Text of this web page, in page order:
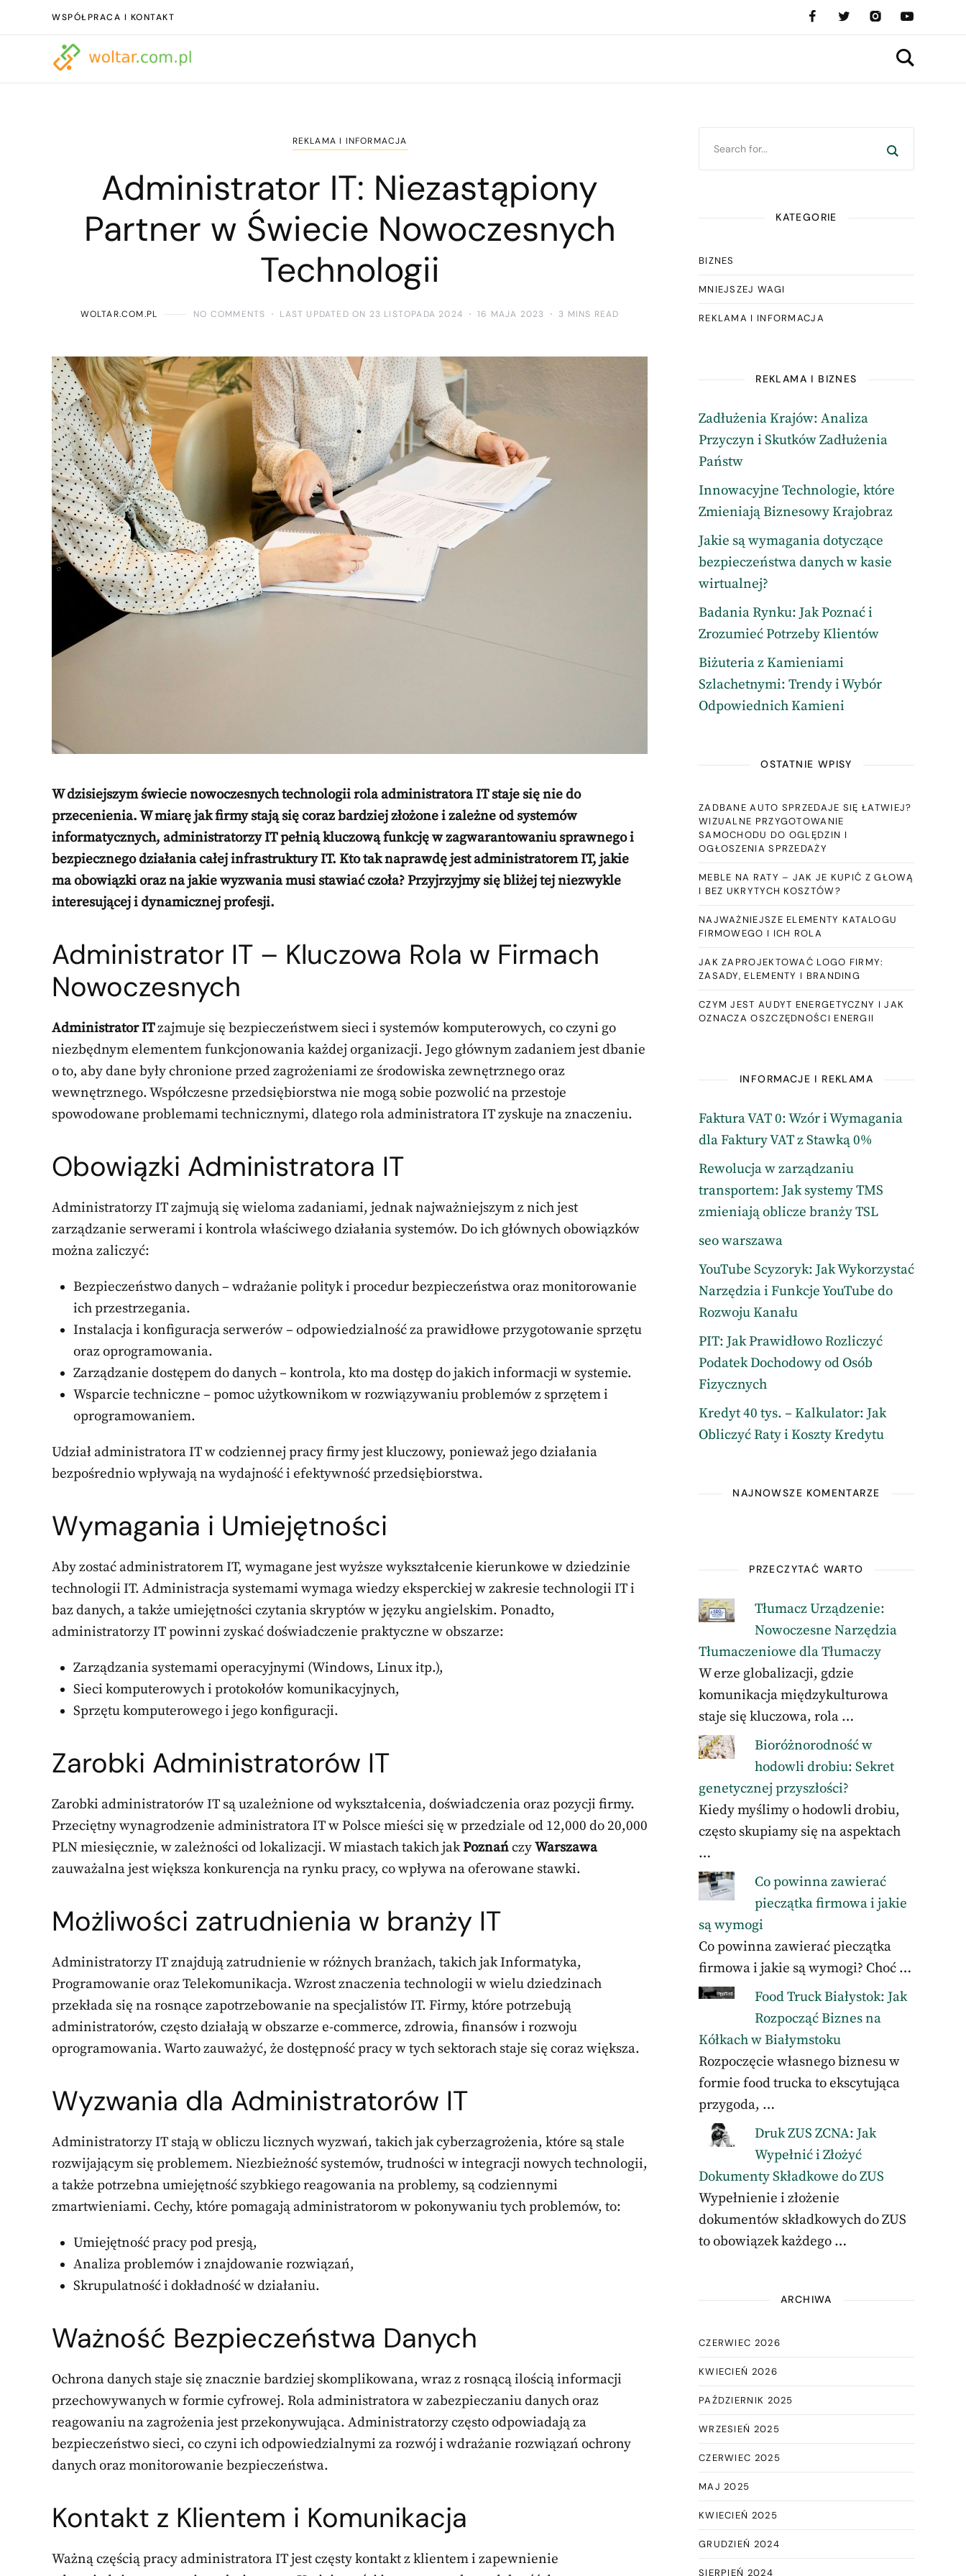
WSPÓŁPRACA I KONTAKT
REKLAMA I INFORMACJA
Administrator IT: Niezastąpiony
Partner w Świecie Nowoczesnych
Technologii
WOLTAR.COM.PL NO COMMENTS LAST UPDATED ON 23 LISTOPADA 2024 16 MAJA 2023 3 MINS READ
W dzisiejszym świecie nowoczesnych technologii rola administratora IT staje się nie do
przecenienia. W miarę jak firmy stają się coraz bardziej złożone i zależne od systemów
informatycznych, administratorzy IT pełnią kluczową funkcję w zagwarantowaniu sprawnego i
bezpiecznego działania całej infrastruktury IT. Kto tak naprawdę jest administratorem IT, jakie
ma obowiązki oraz na jakie wyzwania musi stawiać czoła? Przyjrzyjmy się bliżej tej niezwykle
interesującej i dynamicznej profesji.
Administrator IT – Kluczowa Rola w Firmach
Nowoczesnych
Administrator ITzajmuje się bezpieczeństwem sieci i systemów komputerowych, co czyni go
niezbędnym elementem funkcjonowania każdej organizacji. Jego głównym zadaniem jest dbanie
o to, aby dane były chronione przed zagrożeniami ze środowiska zewnętrznego oraz
wewnętrznego. Współczesne przedsiębiorstwa nie mogą sobie pozwolić na przestoje
spowodowane problemami technicznymi, dlatego rola administratora IT zyskuje na znaczeniu.
Obowiązki Administratora IT
Administratorzy IT zajmują się wieloma zadaniami, jednak najważniejszym z nich jest
zarządzanie serwerami i kontrola właściwego działania systemów. Do ich głównych obowiązków
można zaliczyć:
Bezpieczeństwo danych – wdrażanie polityk i procedur bezpieczeństwa oraz monitorowanie
ich przestrzegania.
Instalacja i konfiguracja serwerów – odpowiedzialność za prawidłowe przygotowanie sprzętu
oraz oprogramowania.
Zarządzanie dostępem do danych – kontrola, kto ma dostęp do jakich informacji w systemie.
Wsparcie techniczne – pomoc użytkownikom w rozwiązywaniu problemów z sprzętem i
oprogramowaniem.
Udział administratora IT w codziennej pracy firmy jest kluczowy, ponieważ jego działania
bezpośrednio wpływają na wydajność i efektywność przedsiębiorstwa.
Wymagania i Umiejętności
Aby zostać administratorem IT, wymagane jest wyższe wykształcenie kierunkowe w dziedzinie
technologii IT. Administracja systemami wymaga wiedzy eksperckiej w zakresie technologii IT i
baz danych, a także umiejętności czytania skryptów w języku angielskim. Ponadto,
administratorzy IT powinni zyskać doświadczenie praktyczne w obszarze:
Zarządzania systemami operacyjnymi (Windows, Linux itp.),
Sieci komputerowych i protokołów komunikacyjnych,
Sprzętu komputerowego i jego konfiguracji.
Zarobki Administratorów IT
Zarobki administratorów IT są uzależnione od wykształcenia, doświadczenia oraz pozycji firmy.
Przeciętny wynagrodzenie administratora IT w Polsce mieści się w przedziale od 12,000 do 20,000
PLN miesięcznie, w zależności od lokalizacji. W miastach takich jakPoznańczyWarszawa
zauważalna jest większa konkurencja na rynku pracy, co wpływa na oferowane stawki.
Możliwości zatrudnienia w branży IT
Administratorzy IT znajdują zatrudnienie w różnych branżach, takich jak Informatyka,
Programowanie oraz Telekomunikacja. Wzrost znaczenia technologii w wielu dziedzinach
przekłada się na rosnące zapotrzebowanie na specjalistów IT. Firmy, które potrzebują
administratorów, często działają w obszarze e-commerce, zdrowia, finansów i rozwoju
oprogramowania. Warto zauważyć, że dostępność pracy w tych sektorach staje się coraz większa.
Wyzwania dla Administratorów IT
Administratorzy IT stają w obliczu licznych wyzwań, takich jak cyberzagrożenia, które są stale
rozwijającym się problemem. Niezbieżność systemów, trudności w integracji nowych technologii,
a także potrzebna umiejętność szybkiego reagowania na problemy, są codziennymi
zmartwieniami. Cechy, które pomagają administratorom w pokonywaniu tych problemów, to:
Umiejętność pracy pod presją,
Analiza problemów i znajdowanie rozwiązań,
Skrupulatność i dokładność w działaniu.
Ważność Bezpieczeństwa Danych
Ochrona danych staje się znacznie bardziej skomplikowana, wraz z rosnącą ilością informacji
przechowywanych w formie cyfrowej. Rola administratora w zabezpieczaniu danych oraz
reagowaniu na zagrożenia jest przekonywująca. Administratorzy często odpowiadają za
bezpieczeństwo sieci, co czyni ich odpowiedzialnymi za rozwój i wdrażanie rozwiązań ochrony
danych oraz monitorowanie bezpieczeństwa.
Kontakt z Klientem i Komunikacja
Ważną częścią pracy administratora IT jest częsty kontakt z klientem i zapewnienie
KATEGORIE
BIZNES
MNIEJSZEJ WAGI
REKLAMA I INFORMACJA
REKLAMA I BIZNES
Zadłużenia Krajów: Analiza
Przyczyn i Skutków Zadłużenia
Państw
Innowacyjne Technologie, które
Zmieniają Biznesowy Krajobraz
Jakie są wymagania dotyczące
bezpieczeństwa danych w kasie
wirtualnej?
Badania Rynku: Jak Poznać i
Zrozumieć Potrzeby Klientów
Biżuteria z Kamieniami
Szlachetnymi: Trendy i Wybór
Odpowiednich Kamieni
OSTATNIE WPISY
ZADBANE AUTO SPRZEDAJE SIĘ ŁATWIEJ?
WIZUALNE PRZYGOTOWANIE
SAMOCHODU DO OGLĘDZIN I
OGŁOSZENIA SPRZEDAŻY
MEBLE NA RATY – JAK JE KUPIĆ Z GŁOWĄ
I BEZ UKRYTYCH KOSZTÓW?
NAJWAŻNIEJSZE ELEMENTY KATALOGU
FIRMOWEGO I ICH ROLA
JAK ZAPROJEKTOWAĆ LOGO FIRMY:
ZASADY, ELEMENTY I BRANDING
CZYM JEST AUDYT ENERGETYCZNY I JAK
OZNACZA OSZCZĘDNOŚCI ENERGII
INFORMACJE I REKLAMA
Faktura VAT 0: Wzór i Wymagania
dla Faktury VAT z Stawką 0%
Rewolucja w zarządzaniu
transportem: Jak systemy TMS
zmieniają oblicze branży TSL
seo warszawa
YouTube Scyzoryk: Jak Wykorzystać
Narzędzia i Funkcje YouTube do
Rozwoju Kanału
PIT: Jak Prawidłowo Rozliczyć
Podatek Dochodowy od Osób
Fizycznych
Kredyt 40 tys. – Kalkulator: Jak
Obliczyć Raty i Koszty Kredytu
NAJNOWSZE KOMENTARZE
PRZECZYTAĆ WARTO
Tłumacz Urządzenie:
Nowoczesne Narzędzia
Tłumaczeniowe dla Tłumaczy
W erze globalizacji, gdzie
komunikacja międzykulturowa
staje się kluczowa, rola …
Bioróżnorodność w
hodowli drobiu: Sekret
genetycznej przyszłości?
Kiedy myślimy o hodowli drobiu,
często skupiamy się na aspektach
…
Co powinna zawierać
pieczątka firmowa i jakie
są wymogi
Co powinna zawierać pieczątka
firmowa i jakie są wymogi? Choć …
Food Truck Białystok: Jak
Rozpocząć Biznes na
Kółkach w Białymstoku
Rozpoczęcie własnego biznesu w
formie food trucka to ekscytująca
przygoda, …
Druk ZUS ZCNA: Jak
Wypełnić i Złożyć
Dokumenty Składkowe do ZUS
Wypełnienie i złożenie
dokumentów składkowych do ZUS
to obowiązek każdego …
ARCHIWA
CZERWIEC 2026
KWIECIEŃ 2026
PAŹDZIERNIK 2025
WRZESIEŃ 2025
CZERWIEC 2025
MAJ 2025
KWIECIEŃ 2025
GRUDZIEŃ 2024
SIERPIEŃ 2024